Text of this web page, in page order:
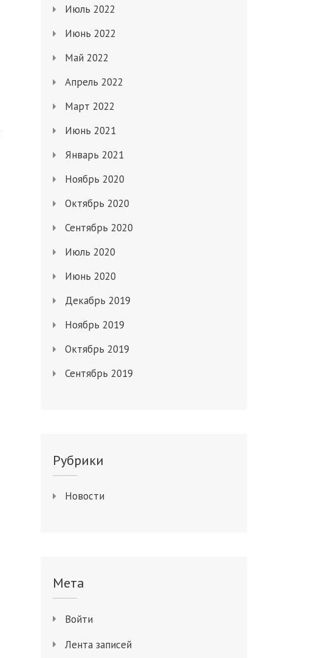
Июль 2022
Июнь 2022
Май 2022
Апрель 2022
Март 2022
Июнь 2021
Январь 2021
Ноябрь 2020
Октябрь 2020
Сентябрь 2020
Июль 2020
Июнь 2020
Декабрь 2019
Ноябрь 2019
Октябрь 2019
Сентябрь 2019
Рубрики
Новости
Мета
Войти
Лента записей